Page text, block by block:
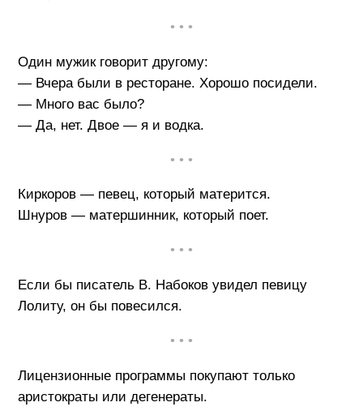
• • •
Один мужик говорит другому:
— Вчера были в ресторане. Хорошо посидели.
— Много вас было?
— Да, нет. Двое — я и водка.
• • •
Киркоров — певец, который матерится.
Шнуров — матершинник, который поет.
• • •
Если бы писатель В. Набоков увидел певицу
Лолиту, он бы повесился.
• • •
Лицензионные программы покупают только
аристократы или дегенераты.